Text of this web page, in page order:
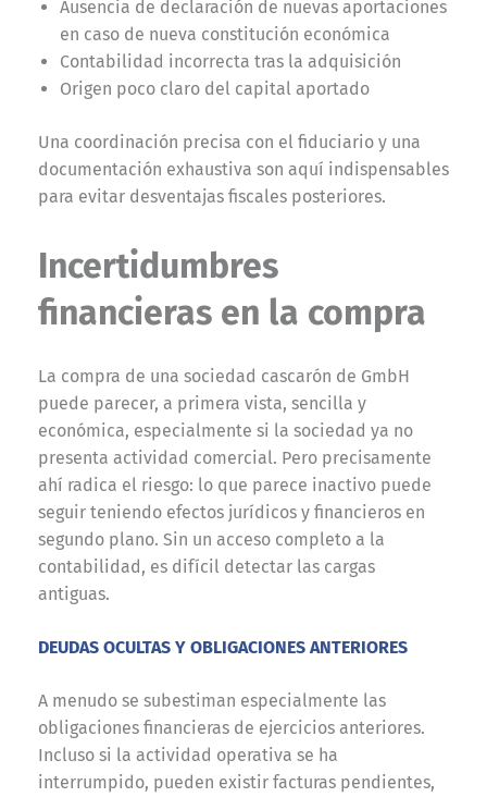
Ausencia de declaración de nuevas aportaciones
en caso de nueva constitución económica
Contabilidad incorrecta tras la adquisición
Origen poco claro del capital aportado
Una coordinación precisa con el fiduciario y una
documentación exhaustiva son aquí indispensables
para evitar desventajas fiscales posteriores.
Incertidumbres
financieras en la compra
La compra de una sociedad cascarón de GmbH
puede parecer, a primera vista, sencilla y
económica, especialmente si la sociedad ya no
presenta actividad comercial. Pero precisamente
ahí radica el riesgo: lo que parece inactivo puede
seguir teniendo efectos jurídicos y financieros en
segundo plano. Sin un acceso completo a la
contabilidad, es difícil detectar las cargas
antiguas.
DEUDAS OCULTAS Y OBLIGACIONES ANTERIORES
A menudo se subestiman especialmente las
obligaciones financieras de ejercicios anteriores.
Incluso si la actividad operativa se ha
interrumpido, pueden existir facturas pendientes,